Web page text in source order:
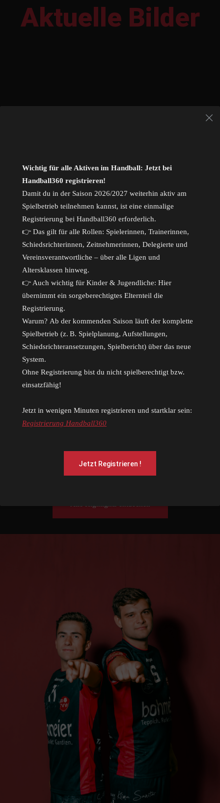
Wichtig für alle Aktiven im Handball: Jetzt bei
Handball360 registrieren!
Damit du in der Saison 2026/2027 weiterhin aktiv am
Spielbetrieb teilnehmen kannst, ist eine einmalige
Registrierung bei Handball360 erforderlich.
👉 Das gilt für alle Rollen: Spielerinnen, Trainerinnen,
Schiedsrichterinnen, Zeitnehmerinnen, Delegierte und
Vereinsverantwortliche – über alle Ligen und
Altersklassen hinweg.
👉 Auch wichtig für Kinder & Jugendliche: Hier
übernimmt ein sorgeberechtigtes Elternteil die
Registrierung.
Warum? Ab der kommenden Saison läuft der komplette
Spielbetrieb (z. B. Spielplanung, Aufstellungen,
Schiedsrichteransetzungen, Spielbericht) über das neue
System.
Ohne Registrierung bist du nicht spielberechtigt bzw.
einsatzfähig!
Jetzt in wenigen Minuten registrieren und startklar sein:
Registrierung Handball360
Jetzt Registrieren !
Aktuelle Bilder
25/26 Damen 1 Ludwigsfeld
Dankenachmittag 2025